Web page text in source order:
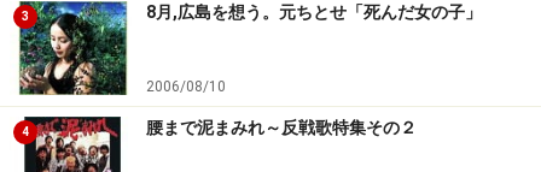
3 8月,広島を想う。元ちとせ「死んだ女の子」
2006/08/10
4 腰まで泥まみれ～反戦歌特集その２